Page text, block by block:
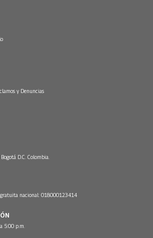
y Denuncias
D.C. Colombia.
nacional: 018000123414
5:00 p.m.